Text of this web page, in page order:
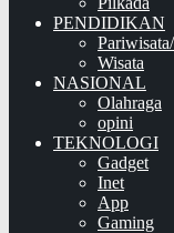
PENDIDIKAN
Wisata
NASIONAL
Olahraga
opini
TEKNOLOGI
Gadget
Inet
App
Gaming